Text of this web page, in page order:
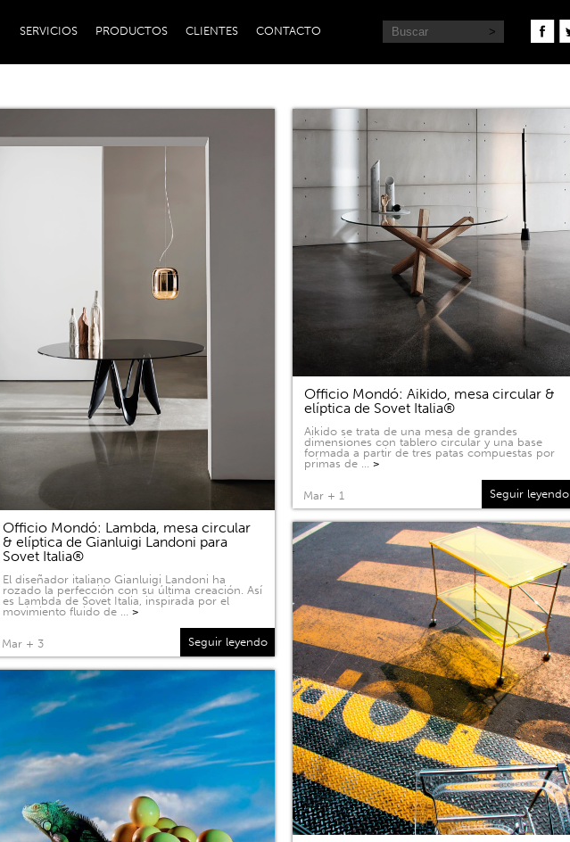
SERVICIOS PRODUCTOS CLIENTES CONTACTO
Officio Mondó: Lambda, mesa circular
& elíptica de Gianluigi Landoni para
Sovet Italia®
El diseñador italiano Gianluigi Landoni ha
rozado la perfección con su última creación. Así
es Lambda de Sovet Italia, inspirada por el
movimiento fluido de … >
Mar + 3 Seguir leyendo
Officio Mondó: Aikido, mesa circular &
elíptica de Sovet Italia®
Aikido se trata de una mesa de grandes
dimensiones con tablero circular y una base
formada a partir de tres patas compuestas por
primas de … >
Mar + 1 Seguir leyendo